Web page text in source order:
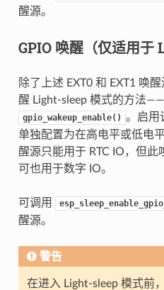
醒源。
GPIO 唤醒（仅适用于
除了上述 EXT0 和 EXT1 唤
醒 Light-sleep 模式的方法
gpio_wakeup_enable() 。启用
单独配置为在高电平或低电
醒源只能用于 RTC IO，但此
可也用于数字 IO。
可调用
醒源。
警告
在进入 Light-sleep 模式前